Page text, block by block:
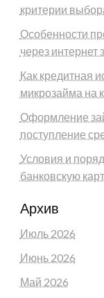
критерии
Особенности
через интернет
Как кредитная
микрозайма на
Оформление
поступление
Условия и
банковскую
Архив
Июль 2026
Июнь 2026
Май 2026